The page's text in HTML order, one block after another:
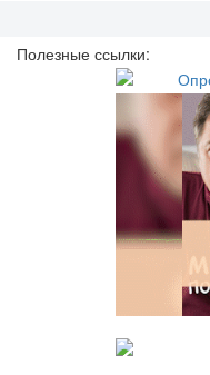
Полезные ссылки: